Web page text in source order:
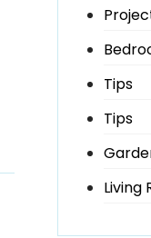
Tips
Tips
Living